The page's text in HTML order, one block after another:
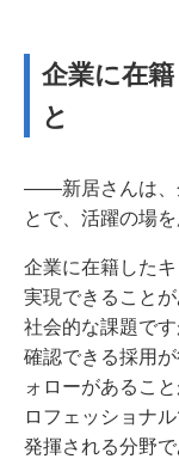
企業に在
と
――新居さんは、
とで、活躍の場
企業に在籍した
実現できること
社会的な課題で
確認できる採用
ォローがあるこ
ロフェッショナ
発揮される分野